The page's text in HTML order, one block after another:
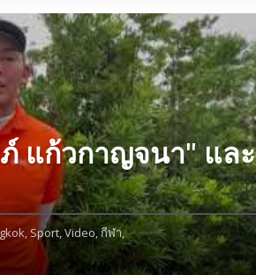
แก้วกาญจนา" และ
Sport,Video, กีฬา,